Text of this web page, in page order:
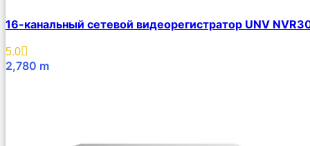
16-канальный сетевой видеорегистратор UNV
5.0
2,780 m